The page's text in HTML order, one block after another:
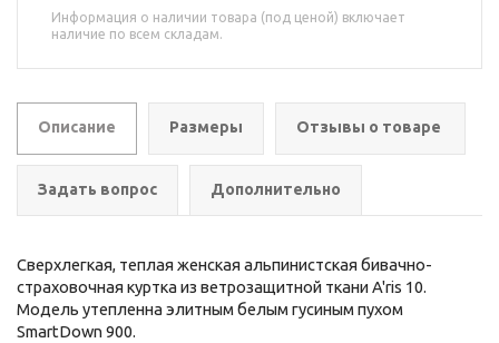
Информация о наличии товара (под ценой) включает
наличие по всем складам.
Описание Размеры Отзывы о товаре
Задать вопрос Дополнительно
Сверхлегкая, теплая женская альпинистская бивачно-
страховочная куртка из ветрозащитной ткани A'ris 10.
Модель утепленна элитным белым гусиным пухом
SmartDown 900.